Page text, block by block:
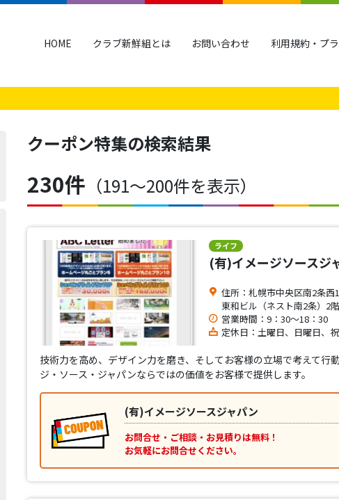
HOME クラブ新鮮組とは お問い合わせ 利用規約・プ
クーポン特集の検索結果
230件 （191〜200件を表示）
ライフ
(有)イメージソースジ
住所：札幌市中央区南2条西
東和ビル（ネスト南2条）2階
営業時間：9：30～18：30
定休日：土曜日、日曜日、
技術力を高め、デザイン力を磨き、そしてお客様の立場で考えて行
ジ・ソース・ジャパンならではの価値をお客様で提供します。
(有)イメージソースジャパン
お問合せ・ご相談・お見積りは無料！
お気軽にお問合せください。